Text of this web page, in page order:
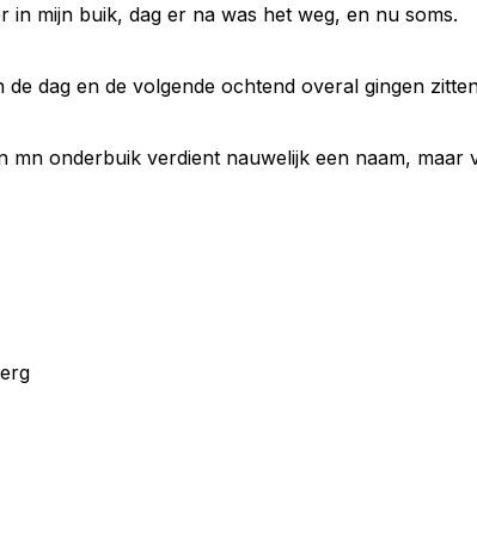
mijn buik, dag er na was het weg, en nu soms.
dag en de volgende ochtend overal gingen
onderbuik verdient nauwelijk een naam, maar